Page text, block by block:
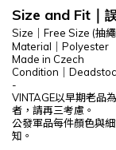
Size and Fit
Size｜Free Size (抽繩
Material｜ Polyester
Made in Czech
Condition｜
-
VINTAGE以早期老品
者，請再三考慮。
公發軍品每件顏色與
知。